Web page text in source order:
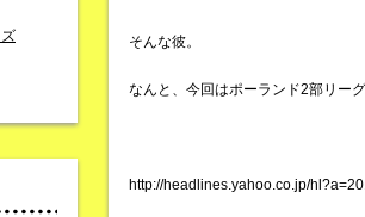
そんな彼。
なんと、今回はポーランド2部リー
http://headlines.yahoo.co.jp/